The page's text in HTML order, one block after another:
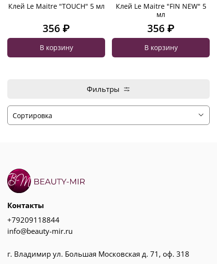
Клей Le Maitre "TOUCH" 5 мл
356 ₽
В корзину
Клей Le Maitre "FIN NEW" 5
мл
356 ₽
В корзину
Фильтры
Контакты
+79209118844
info@beauty-mir.ru
г. Владимир ул. Большая Московская д. 71, оф. 318